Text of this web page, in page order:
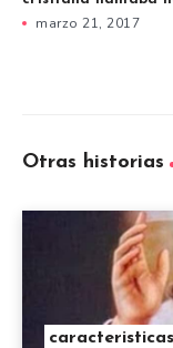
marzo 21, 2017
Otras historias